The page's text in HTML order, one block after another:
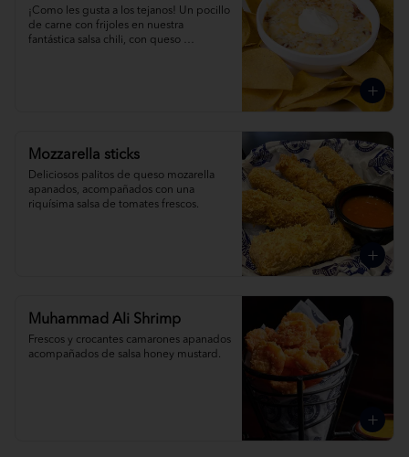
¡Como les gusta a los tejanos! Un pocillo
de carne con frijoles en nuestra
fantástica salsa chili, con queso
Mozzarella sticks
Deliciosos palitos de queso mozarella
apanados, acompañados con una
riquísima salsa de tomates frescos.
Muhammad Ali Shrimp
Frescos y crocantes camarones apanados
acompañados de salsa honey mustard.